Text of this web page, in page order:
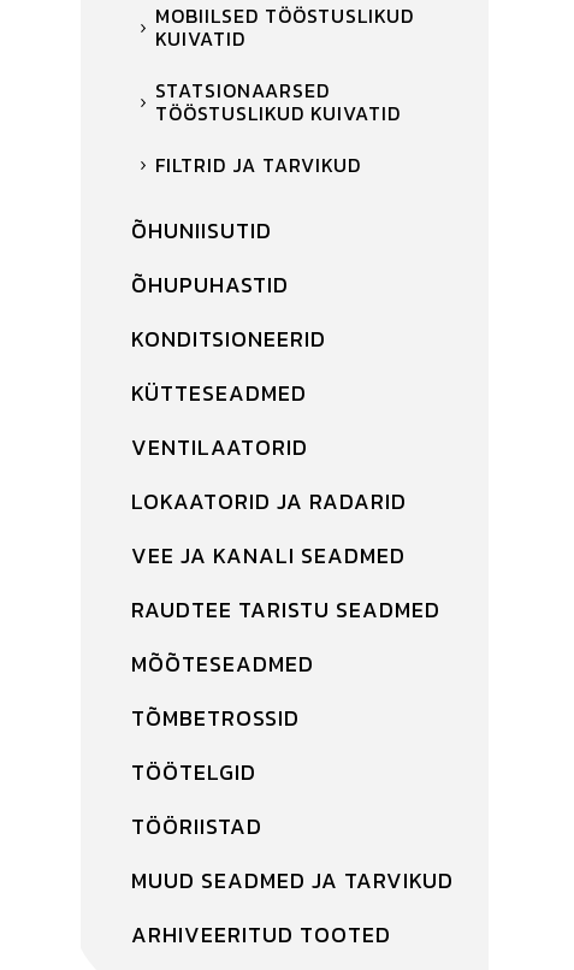
MOBIILSED TÖÖSTUSLIKUD
KUIVATID
STATSIONAARSED
TÖÖSTUSLIKUD KUIVATID
FILTRID JA TARVIKUD
ÕHUNIISUTID
ÕHUPUHASTID
KONDITSIONEERID
KÜTTESEADMED
VENTILAATORID
LOKAATORID JA RADARID
VEE JA KANALI SEADMED
RAUDTEE TARISTU SEADMED
MÕÕTESEADMED
TÕMBETROSSID
TÖÖTELGID
TÖÖRIISTAD
MUUD SEADMED JA TARVIKUD
ARHIVEERITUD TOOTED